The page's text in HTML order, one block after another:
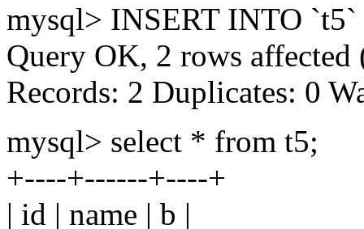
mysql> INSERT INTO
Query OK, 2 rows affected
Records: 2 Duplicates: 0
mysql> select * from t5;
+----+------+----+
| id | name | b |